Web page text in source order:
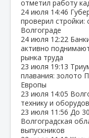
отметил работу
24 июля 14:46
проверил
Волгограде
24 июля 12:22
активно
рынка труда
23 июля 19:13
плавания: золото
Европы
23 июля 14:05
технику и
23 июля 11:56 До
Волгоградская
выпускников